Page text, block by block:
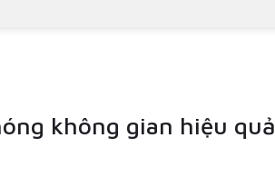
không gian hiệu quả